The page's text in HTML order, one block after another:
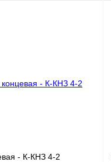
- К-КНЗ 4-2